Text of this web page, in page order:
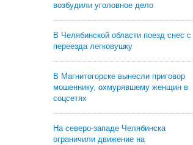
возбудили уголовное дело
В Челябинской области поезд снес с
переезда легковушку
В Магнитогорске вынесли приговор
мошеннику, охмурявшему женщин в
соцсетях
На северо-западе Челябинска
ограничили движение на